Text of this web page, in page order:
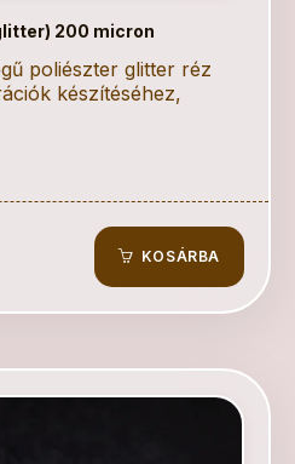
200 micron
poliészter glitter réz
készítéséhez,
KOSÁRBA